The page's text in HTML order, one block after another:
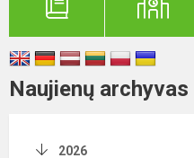
Naujienų archyvas
2026